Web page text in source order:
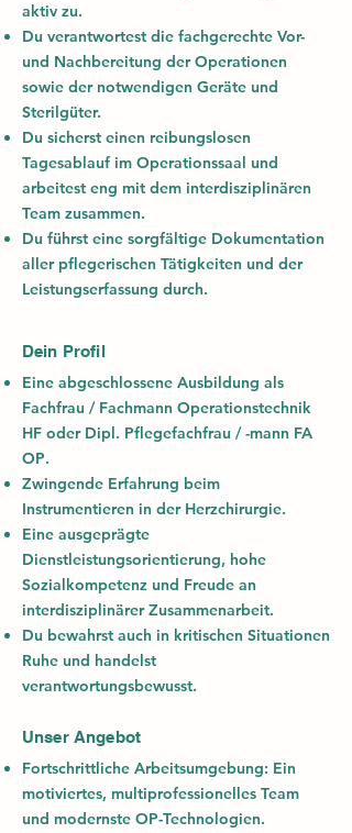
aktiv zu.
Du verantwortest die fachgerechte Vor-
und Nachbereitung der Operationen
sowie der notwendigen Geräte und
Sterilgüter.
Du sicherst einen reibungslosen
Tagesablauf im Operationssaal und
arbeitest eng mit dem interdisziplinären
Team zusammen.
Du führst eine sorgfältige Dokumentation
aller pflegerischen Tätigkeiten und der
Leistungserfassung durch.
Dein Profil
Eine abgeschlossene Ausbildung als
Fachfrau / Fachmann Operationstechnik
HF oder Dipl. Pflegefachfrau / -mann FA
OP.
Zwingende Erfahrung beim
Instrumentieren in der Herzchirurgie.
Eine ausgeprägte
Dienstleistungsorientierung, hohe
Sozialkompetenz und Freude an
interdisziplinärer Zusammenarbeit.
Du bewahrst auch in kritischen Situationen
Ruhe und handelst
verantwortungsbewusst.
Unser Angebot
Fortschrittliche Arbeitsumgebung: Ein
motiviertes, multiprofessionelles Team
und modernste OP-Technologien.